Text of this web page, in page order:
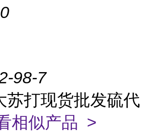
98-7
苏打现货批发硫代
相似产品 >